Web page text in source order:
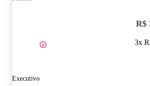
Executivo
R$
3x